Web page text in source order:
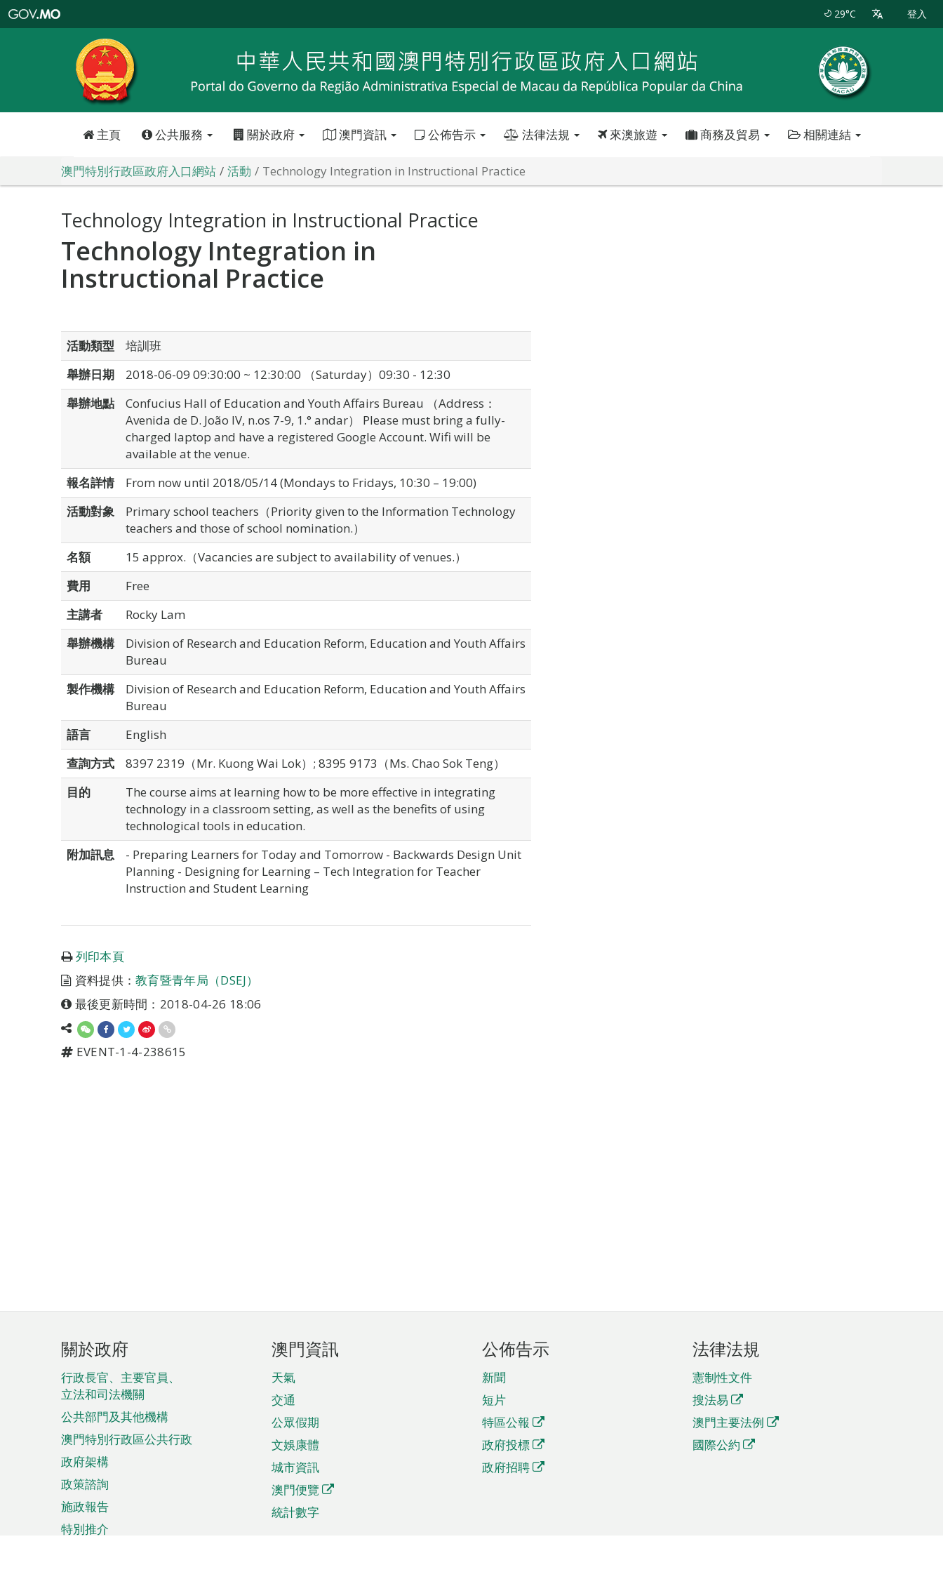
特
政
區
政
口
29°C 登入
主頁 公共服務 關於政府 澳門資訊 公佈告示 法律法規 來澳旅遊 商務及貿易 相關連結
澳門特別行政區政府入口網站 活動 Technology Integration in Instructional Practice
Technology Integration in Instructional Practice
Technology Integration in
Instructional Practice
活動類型
培訓班
舉辦日期
2018-06-09 09:30:00 ~ 12:30:00 （Saturday）09:30 - 12:30
舉辦地點
Confucius Hall of Education and Youth Affairs Bureau （Address：
Avenida de D. João IV, n.os 7-9, 1.° andar） Please must bring a fully-
charged laptop and have a registered Google Account. Wifi will be
available at the venue.
報名詳情
From now until 2018/05/14 (Mondays to Fridays, 10:30 – 19:00)
活動對象
Primary school teachers（Priority given to the Information Technology
teachers and those of school nomination.）
名額
15 approx.（Vacancies are subject to availability of venues.）
費用
Free
主講者
Rocky Lam
舉辦機構
Division of Research and Education Reform, Education and Youth Affairs
Bureau
製作機構
Division of Research and Education Reform, Education and Youth Affairs
Bureau
語言
English
查詢方式
8397 2319（Mr. Kuong Wai Lok）; 8395 9173（Ms. Chao Sok Teng）
目的
The course aims at learning how to be more effective in integrating
technology in a classroom setting, as well as the benefits of using
technological tools in education.
附加訊息
- Preparing Learners for Today and Tomorrow - Backwards Design Unit
Planning - Designing for Learning – Tech Integration for Teacher
Instruction and Student Learning
列印本頁
資料提供：教育暨青年局（DSEJ）
最後更新時間：2018-04-26 18:06
EVENT-1-4-238615
頁
腳
菜
單
關於政府
行政長官、主要官員、
立法和司法機關
公共部門及其他機構
澳門特別行政區公共行政
政府架構
政策諮詢
施政報告
特別推介
澳門資訊
天氣
交通
公眾假期
文娛康體
城市資訊
澳門便覽
統計數字
公佈告示
新聞
短片
特區公報
政府投標
政府招聘
法律法規
憲制性文件
搜法易
澳門主要法例
國際公約